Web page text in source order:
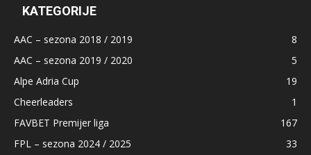
KATEGORIJE
AAC – sezona 2018 / 2019
8
AAC – sezona 2019 / 2020
5
Alpe Adria Cup
19
Cheerleaders
1
FAVBET Premijer liga
167
FPL – sezona 2024 / 2025
33